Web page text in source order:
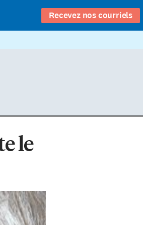
Recevez nos courriels
le